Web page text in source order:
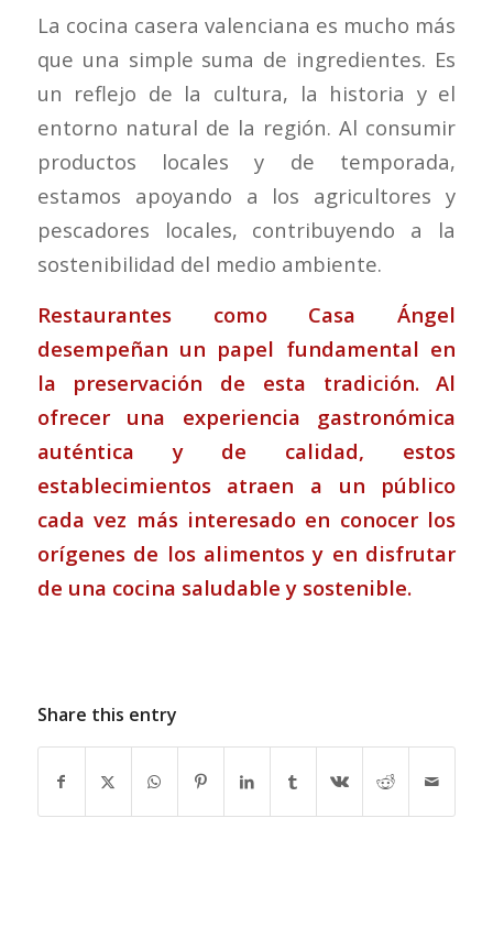
La cocina casera valenciana es mucho más
que una simple suma de ingredientes. Es
un reflejo de la cultura, la historia y el
entorno natural de la región. Al consumir
productos locales y de temporada,
estamos apoyando a los agricultores y
pescadores locales, contribuyendo a la
sostenibilidad del medio ambiente.
Restaurantes como Casa Ángel
desempeñan un papel fundamental en
la preservación de esta tradición. Al
ofrecer una experiencia gastronómica
auténtica y de calidad, estos
establecimientos atraen a un público
cada vez más interesado en conocer los
orígenes de los alimentos y en disfrutar
de una cocina saludable y sostenible.
Share this entry